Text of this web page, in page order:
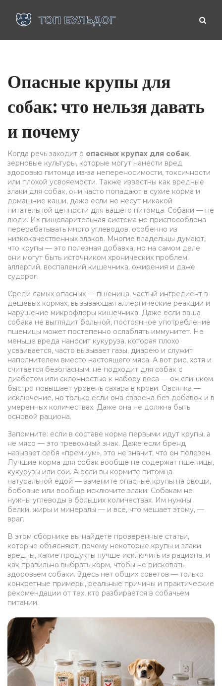
Опасные крупы для
собак: что нельзя давать
и почему
Когда речь заходит о опасных крупах для собак,
зерновые культуры, которые могут нанести вред
здоровью питомца из-за непереносимости, токсичности
или плохой усвояемости. Также известны как вредные
злаки для собак, они часто попадают в сухие корма и
домашние каши, даже если не несут никакой
питательной ценности для вашего питомца. Собаки — не
люди. Их пищеварительная система не приспособлена
перерабатывать много углеводов, особенно из
низкокачественных злаков. Многие владельцы думают,
что крупы — это полезная добавка, но на самом деле
они могут быть источником хронических проблем:
аллергий, воспалений кишечника, ожирения и даже
судорог.
Среди самых опасных — пшеница, частый ингредиент в
дешевых кормах, вызывающая аллергические реакции и
нарушение микрофлоры кишечника. Даже если ваша
собака не выглядит больной, постоянное употребление
пшеницы может постепенно ослаблять иммунитет. Не
меньше вреда наносит кукуруза, которая плохо
усваивается, часто вызывает газы, диарею и служит
наполнителем вместо настоящего мяса. А вот рис, хотя и
считается безопасным, не подходит для собак с
диабетом или склонностью к набору веса — он слишком
быстро повышает уровень сахара в крови. Овсянка —
исключение, но только если она сварена без добавок и в
умеренных количествах. Даже она не должна быть
основой рациона.
Запомните: если в составе корма первыми идут крупы, а
не мясо — это тревожный знак. Даже если бренд
называет себя «премиум», это не значит, что он полезен.
Лучшие корма для собак вообще не содержат пшеницы,
кукурузы или сои. А если вы кормите питомца
натуральной едой — замените опасные крупы на овощи,
бобовые или вообще исключите злаки. Собакам не
нужны углеводы в больших количествах. Им нужны
белки, жиры и минералы — и всё, что мешает этому, —
враг.
В этом сборнике вы найдете проверенные статьи,
которые объясняют, почему некоторые крупы и злаки
вредны, какие продукты лучше исключить из рациона, и
как правильно выбрать корм, чтобы не рисковать
здоровьем собаки. Здесь нет общих советов — только
конкретные примеры, реальные причины и практические
рекомендации от тех, кто разбирается в собачьем
питании.